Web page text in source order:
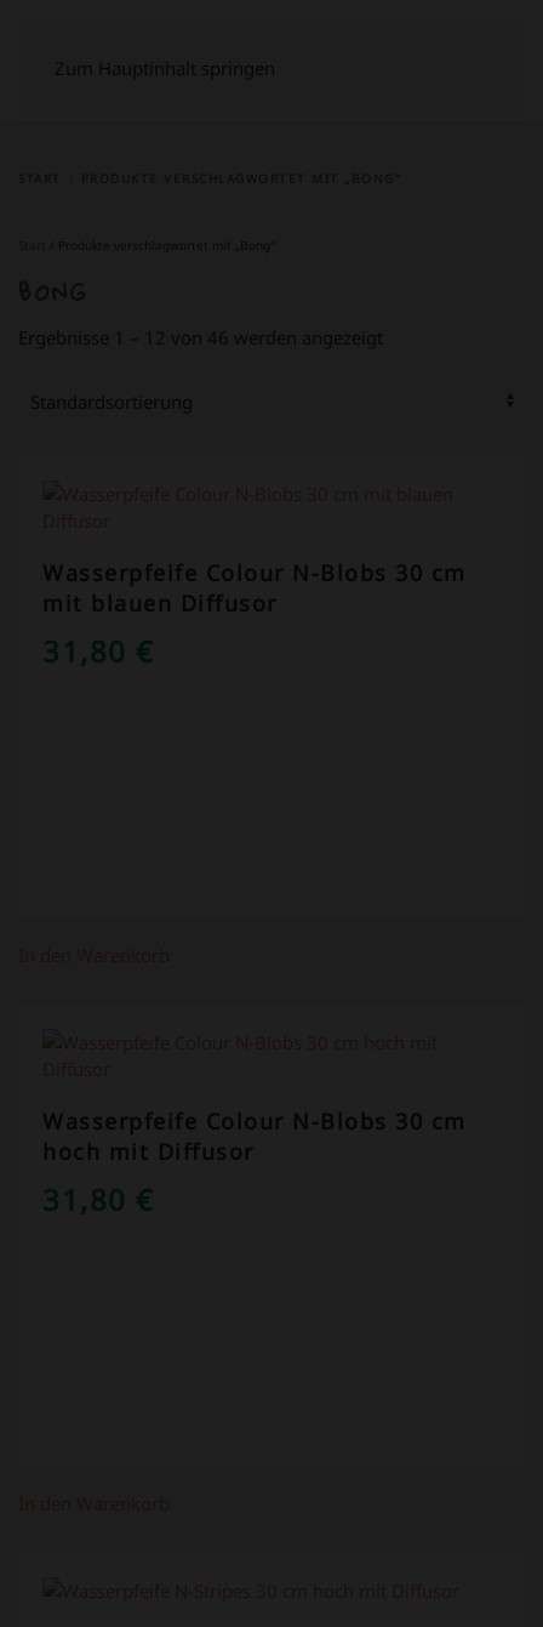
Zum Hauptinhalt springen
/ Produkte verschlagwortet mit „Bong“
Ergebnisse 1 – 12 von 46 werden angezeigt
Wasserpfeife Colour N-Blobs 30 cm
mit blauen Diffusor
31,80 €
Wasserpfeife Colour N-Blobs 30 cm
hoch mit Diffusor
31,80 €